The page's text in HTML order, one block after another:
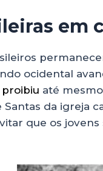
em
ocidental
proibiu até
Santas da igreja
que os